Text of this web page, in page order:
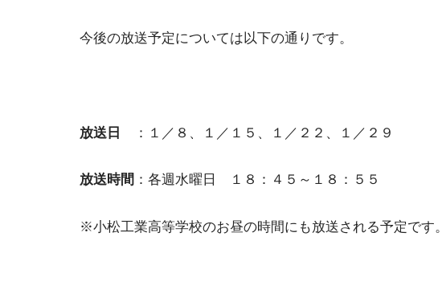
今後の放送予定については以下の通りです。
放送日 ：１／８、１／１５、１／２２、１／２９
放送時間 ：各週水曜日 １８：４５～１８：５５
※小松工業高等学校のお昼の時間にも放送される予定です。